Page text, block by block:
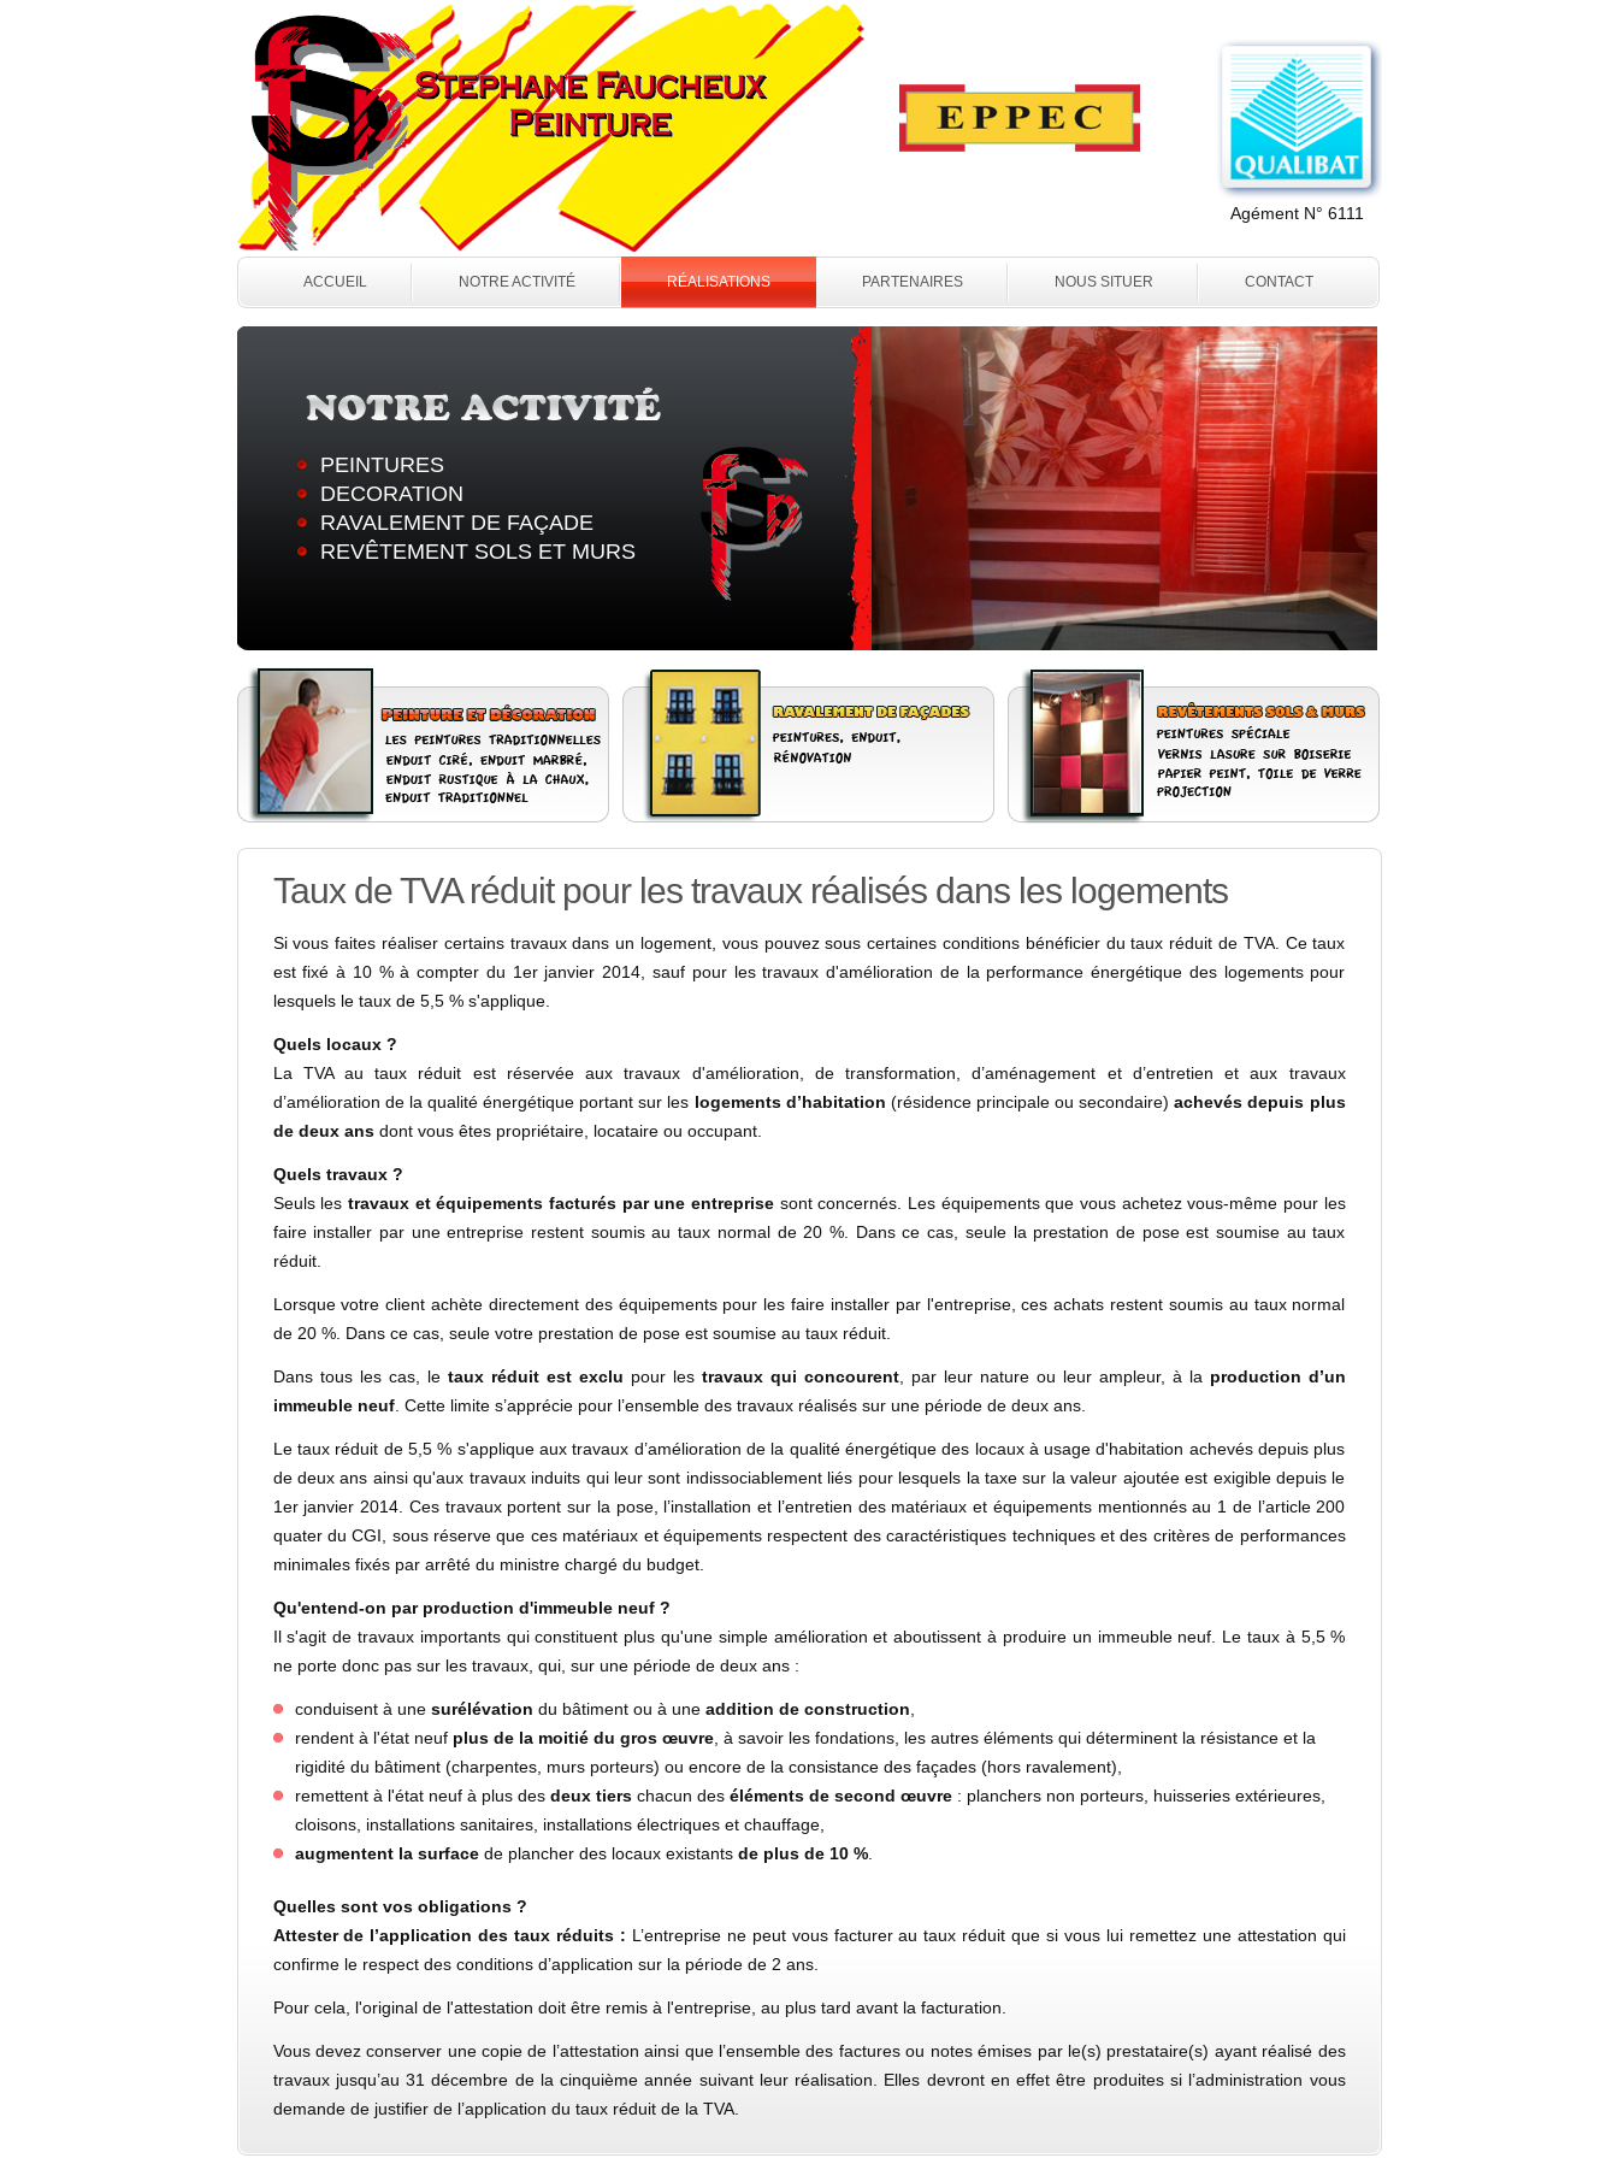
Agément N° 6111
ACCUEIL NOTRE ACTIVITÉ RÉALISATIONS PARTENAIRES NOUS SITUER CONTACT
PEINTURES
DECORATION
RAVALEMENT DE FAÇADE
REVÊTEMENT SOLS ET MURS
Taux de TVA réduit pour les travaux réalisés dans les logements
Si vous faites réaliser certains travaux dans un logement, vous pouvez sous certaines conditions bénéficier du taux réduit de TVA. Ce taux
est fixé à 10 % à compter du 1er janvier 2014, sauf pour les travaux d'amélioration de la performance énergétique des logements pour
lesquels le taux de 5,5 % s'applique.
Quels locaux ?
La TVA au taux réduit est réservée aux travaux d'amélioration, de transformation, d’aménagement et d’entretien et aux travaux
d’amélioration de la qualité énergétique portant sur les logements d’habitation (résidence principale ou secondaire)achevés depuis plus
de deux ansdont vous êtes propriétaire, locataire ou occupant.
Quels travaux ?
Seuls les travaux et équipements facturés par une entreprisesont concernés. Les équipements que vous achetez vous-même pour les
faire installer par une entreprise restent soumis au taux normal de 20 %. Dans ce cas, seule la prestation de pose est soumise au taux
réduit.
Lorsque votre client achète directement des équipements pour les faire installer par l'entreprise, ces achats restent soumis au taux normal
de 20 %. Dans ce cas, seule votre prestation de pose est soumise au taux réduit.
Dans tous les cas, le taux réduit est exclu pour les travaux qui concourent, par leur nature ou leur ampleur, à la production d’un
immeuble neuf. Cette limite s’apprécie pour l’ensemble des travaux réalisés sur une période de deux ans.
Le taux réduit de 5,5 % s'applique aux travaux d’amélioration de la qualité énergétique des locaux à usage d'habitation achevés depuis plus
de deux ans ainsi qu'aux travaux induits qui leur sont indissociablement liés pour lesquels la taxe sur la valeur ajoutée est exigible depuis le
1er janvier 2014. Ces travaux portent sur la pose, l’installation et l’entretien des matériaux et équipements mentionnés au 1 de l’article 200
quater du CGI, sous réserve que ces matériaux et équipements respectent des caractéristiques techniques et des critères de performances
minimales fixés par arrêté du ministre chargé du budget.
Qu'entend-on par production d'immeuble neuf ?
Il s'agit de travaux importants qui constituent plus qu'une simple amélioration et aboutissent à produire un immeuble neuf. Le taux à 5,5 %
ne porte donc pas sur les travaux, qui, sur une période de deux ans :
conduisent à une surélévation du bâtiment ou à une addition de construction
rendent à l'état neuf plus de la moitié du gros œuvre, à savoir les fondations, les autres éléments qui déterminent la résistance et la
rigidité du bâtiment (charpentes, murs porteurs) ou encore de la consistance des façades (hors ravalement),
remettent à l'état neuf à plus des deux tierschacun des éléments de second œuvre: planchers non porteurs, huisseries extérieures,
cloisons, installations sanitaires, installations électriques et chauffage,
augmentent la surfacede plancher des locaux existants de plus de 10 %.
Quelles sont vos obligations ?
Attester de l’application des taux réduits : L’entreprise ne peut vous facturer au taux réduit que si vous lui remettez une attestation qui
confirme le respect des conditions d’application sur la période de 2 ans.
Pour cela, l'original de l'attestation doit être remis à l'entreprise, au plus tard avant la facturation.
Vous devez conserver une copie de l’attestation ainsi que l’ensemble des factures ou notes émises par le(s) prestataire(s) ayant réalisé des
travaux jusqu’au 31 décembre de la cinquième année suivant leur réalisation. Elles devront en effet être produites si l’administration vous
demande de justifier de l’application du taux réduit de la TVA.